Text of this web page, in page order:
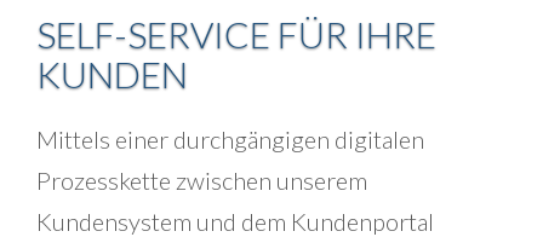
SELF-SERVICE FÜR IHRE
KUNDEN
Mittels einer durchgängigen digitalen
Prozesskette zwischen unserem
Kundensystem und dem Kundenportal